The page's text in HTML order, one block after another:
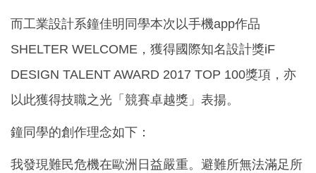
而工業設計系鐘佳明同學本次以手機app作品
SHELTER WELCOME，獲得國際知名設計獎iF
DESIGN TALENT AWARD 2017 TOP 100獎項，亦
以此獲得技職之光「競賽卓越獎」表揚。
鐘同學的創作理念如下：
我發現難民危機在歐洲日益嚴重。避難所無法滿足所